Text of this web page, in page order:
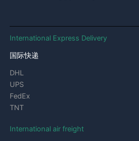
International Express Delivery
国际快递
DHL
UPS
FedEx
TNT
International air freight